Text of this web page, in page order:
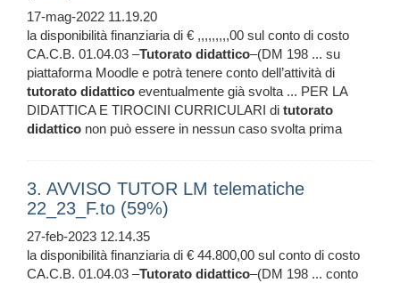
17-mag-2022 11.19.20
la disponibilità finanziaria di € ,,,,,,,,,00 sul conto di costo
CA.C.B. 01.04.03 –Tutorato didattico–(DM 198 ... su
piattaforma Moodle e potrà tenere conto dell’attività di
tutorato didattico eventualmente già svolta ... PER LA
DIDATTICA E TIROCINI CURRICULARI di tutorato
didattico non può essere in nessun caso svolta prima
3. AVVISO TUTOR LM telematiche
22_23_F.to (59%)
27-feb-2023 12.14.35
la disponibilità finanziaria di € 44.800,00 sul conto di costo
CA.C.B. 01.04.03 –Tutorato didattico–(DM 198 ... conto